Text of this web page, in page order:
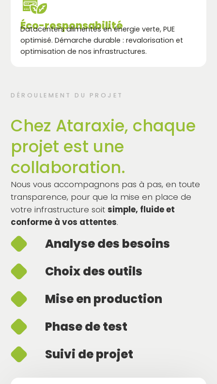
Éco-responsabilité
Datacenters alimentés en énergie verte, PUE
optimisé. Démarche durable : revalorisation et
optimisation de nos infrastructures.
DÉROULEMENT DU PROJET
Chez Ataraxie, chaque
projet est une
collaboration.
Nous vous accompagnons pas à pas, en toute
transparence, pour que la mise en place de
votre infrastructure soitsimple, fluide et
conforme à vos attentes.
Analyse des besoins
Choix des outils
Mise en production
Phase de test
Suivi de projet